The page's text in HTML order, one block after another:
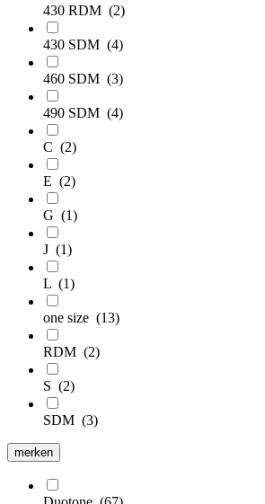
430 RDM (2)
430 SDM (4)
460 SDM (3)
490 SDM (4)
C (2)
E (2)
G (1)
J (1)
L (1)
one size (13)
RDM (2)
S (2)
SDM (3)
merken